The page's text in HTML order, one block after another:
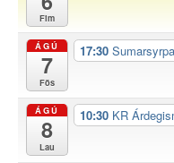
Fim
ÁGÚ
7
Fös
17:30
ÁGÚ
8
Lau
10:30 KR